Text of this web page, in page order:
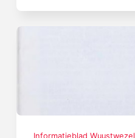
Informatieblad Wuustwezel